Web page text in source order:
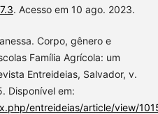
. Acesso em 10 ago. 2023.
Corpo, gênero e
Família Agrícola: um
Entreideias, Salvador, v.
Disponível em:
entreideias/article/view/